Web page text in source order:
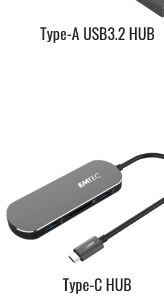
Type-A USB3.2 HUB
Type-C HUB